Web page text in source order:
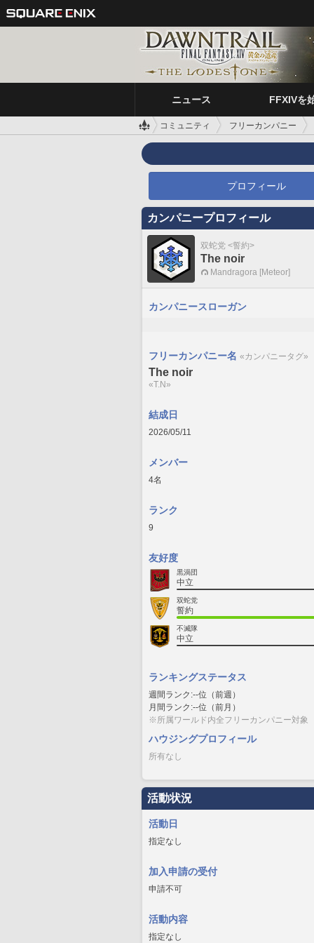
ニュース FFXIVを
コミュニティ フリーカンパニー
プロフィール
カンパニープロフィール
双蛇党 <誓約>
The noir
Mandragora [Meteor]
カンパニースローガン
フリーカンパニー名 «カンパニータグ»
The noir
«T.N»
結成日
2026/05/11
メンバー
4名
ランク
9
友好度
黒渦団
中立
双蛇党
誓約
不滅隊
中立
ランキングステータス
週間ランク:--位（前週）
月間ランク:--位（前月）
※所属ワールド内全フリーカンパニー対象
ハウジングプロフィール
所有なし
活動状況
活動日
指定なし
加入申請の受付
申請不可
活動内容
指定なし